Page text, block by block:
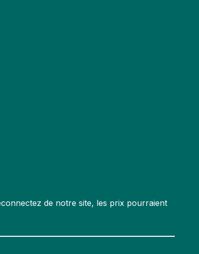
de notre site, les prix pourraient